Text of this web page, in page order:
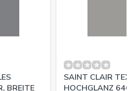
BREITE
SAINT CLAIR
HOCHGLANZ